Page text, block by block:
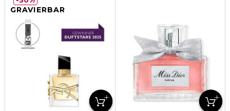
GRAVIERBAR